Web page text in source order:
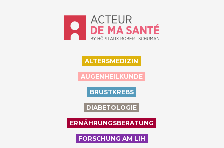
Accueil - Acteur de ma santé, by
ALTERSMEDIZIN
AUGENHEILKUNDE
BRUSTKREBS
DIABETOLOGIE
ERNÄHRUNGSBERATUNG
FORSCHUNG AM LIH